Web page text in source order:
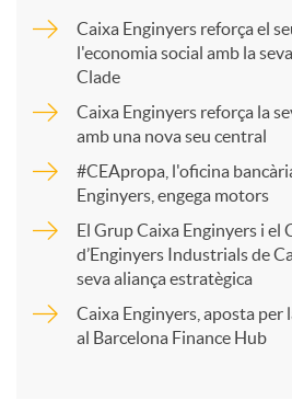
r
Caixa Enginyers reforça el
l'economia social amb la
Clade
Caixa Enginyers reforça la
amb una nova seu central
#CEApropa, l'oficina
Enginyers, engega motors
El Grup Caixa Enginyers i el
d’Enginyers Industrials de
seva aliança estratègica
Caixa Enginyers, aposta per
al Barcelona Finance Hub